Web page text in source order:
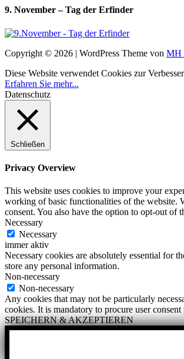
9. November – Tag der Erfinder
Copyright © 2026 | WordPress Theme von MH
Diese Website verwendet Cookies zur
Erfahren Sie mehr...
Datenschutz
Schließen
Privacy Overview
This website uses cookies to improve your
working of basic functionalities of the website.
consent. You also have the option to opt-out of
Necessary
Necessary
immer aktiv
Necessary cookies are absolutely essential for
store any personal information.
Non-necessary
Non-necessary
Any cookies that may not be particularly
cookies. It is mandatory to procure user
SPEICHERN & AKZEPTIEREN